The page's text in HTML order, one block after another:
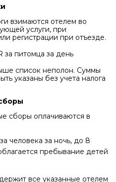
взимаются отелем во
услуги, при
регистрации при отъезде.
питомца за день
список неполон. Суммы
указаны без учета налога
сборы оплачиваются в
человека за ночь, до 8
пребывание детей
все указанные отелем